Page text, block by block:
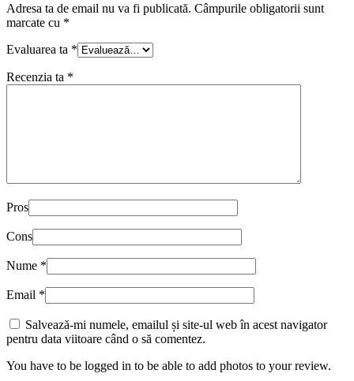
Adresa ta de email nu va fi publicată. Câmpurile obligatorii sunt
marcate cu *
Evaluarea ta *
Recenzia ta *
Pros
Cons
Nume *
Email *
Salvează-mi numele, emailul și site-ul web în acest navigator
pentru data viitoare când o să comentez.
You have to be logged in to be able to add photos to your review.